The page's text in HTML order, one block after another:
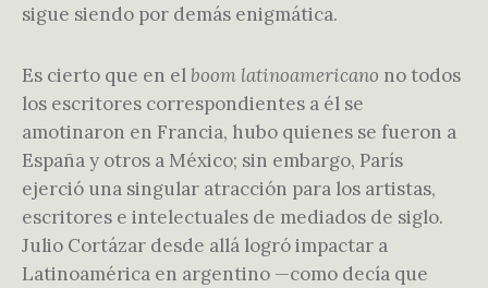
sigue siendo por demás enigmática.
Es cierto que en elboom latinoamericano no todos
los escritores correspondientes a él se
amotinaron en Francia, hubo quienes se fueron a
España y otros a México; sin embargo, París
ejerció una singular atracción para los artistas,
escritores e intelectuales de mediados de siglo.
Julio Cortázar desde allá logró impactar a
Latinoamérica en argentino —como decía que